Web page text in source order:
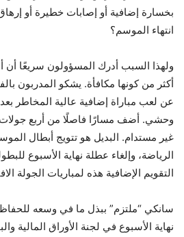
بخسارة إضافية أو إصابات خطيرة أو
انتهاء الموسم؟
ولهذا السبب أدرك المسؤولون سريعًا أن
أكثر من كونها مكافأة. يشكو المدربون
عن لعب مباراة إضافية عالية المخاطر
وحشي. أضف مسارًا فاصلًا من أربع جولات
غير مستدام. البديل هو تتويج أبطال
الرياضة، وإلغاء عطلة نهاية الأسبوع
التقويم الإضافية هذه لمباريات الجولة
سانكي “ملتزم” ببذل ما في وسعه
نهاية الأسبوع في لجنة الأوراق المالية